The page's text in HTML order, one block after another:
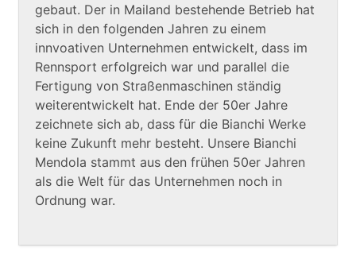
gebaut. Der in Mailand bestehende Betrieb hat
sich in den folgenden Jahren zu einem
innvoativen Unternehmen entwickelt, dass im
Rennsport erfolgreich war und parallel die
Fertigung von Straßenmaschinen ständig
weiterentwickelt hat. Ende der 50er Jahre
zeichnete sich ab, dass für die Bianchi Werke
keine Zukunft mehr besteht. Unsere Bianchi
Mendola stammt aus den frühen 50er Jahren
als die Welt für das Unternehmen noch in
Ordnung war.